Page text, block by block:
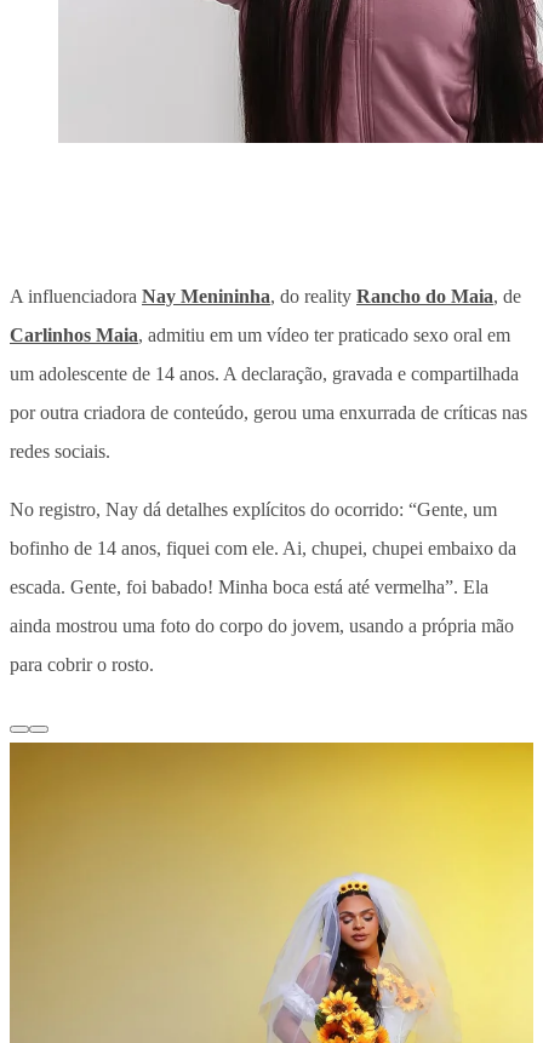
A influenciadora Nay Menininha, do reality Rancho do Maia, de
Carlinhos Maia, admitiu em um vídeo ter praticado sexo oral em
um adolescente de 14 anos. A declaração, gravada e compartilhada
por outra criadora de conteúdo, gerou uma enxurrada de críticas nas
redes sociais.
No registro, Nay dá detalhes explícitos do ocorrido: “Gente, um
bofinho de 14 anos, fiquei com ele. Ai, chupei, chupei embaixo da
escada. Gente, foi babado! Minha boca está até vermelha”. Ela
ainda mostrou uma foto do corpo do jovem, usando a própria mão
para cobrir o rosto.